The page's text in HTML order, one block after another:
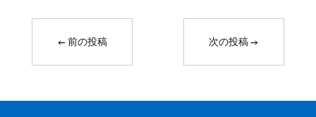
←前の投稿 次の投稿→